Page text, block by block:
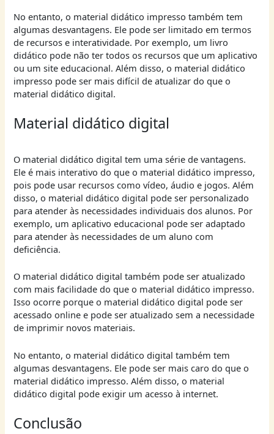
No entanto, o material didático impresso também tem
algumas desvantagens. Ele pode ser limitado em termos
de recursos e interatividade. Por exemplo, um livro
didático pode não ter todos os recursos que um aplicativo
ou um site educacional. Além disso, o material didático
impresso pode ser mais difícil de atualizar do que o
material didático digital.
Material didático digital
O material didático digital tem uma série de vantagens.
Ele é mais interativo do que o material didático impresso,
pois pode usar recursos como vídeo, áudio e jogos. Além
disso, o material didático digital pode ser personalizado
para atender às necessidades individuais dos alunos. Por
exemplo, um aplicativo educacional pode ser adaptado
para atender às necessidades de um aluno com
deficiência.
O material didático digital também pode ser atualizado
com mais facilidade do que o material didático impresso.
Isso ocorre porque o material didático digital pode ser
acessado online e pode ser atualizado sem a necessidade
de imprimir novos materiais.
No entanto, o material didático digital também tem
algumas desvantagens. Ele pode ser mais caro do que o
material didático impresso. Além disso, o material
didático digital pode exigir um acesso à internet.
Conclusão